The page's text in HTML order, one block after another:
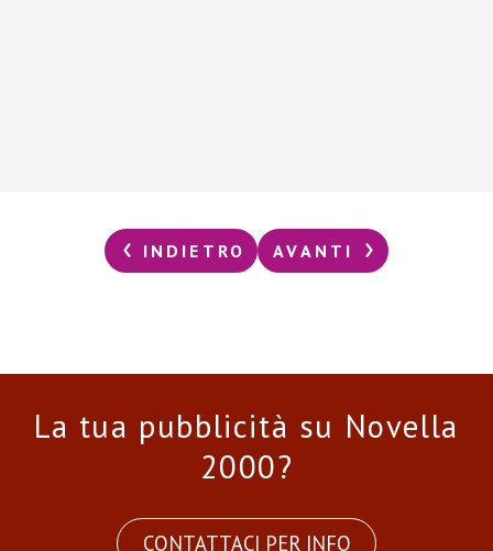
INDIETRO AVANTI
La tua pubblicità su Novella
2000?
CONTATTACI PER INFO